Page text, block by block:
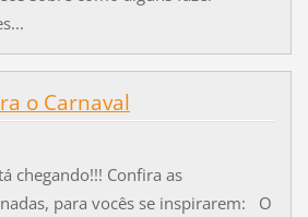
o Carnaval
chegando!!! Confira as
para vocês se inspirarem: O